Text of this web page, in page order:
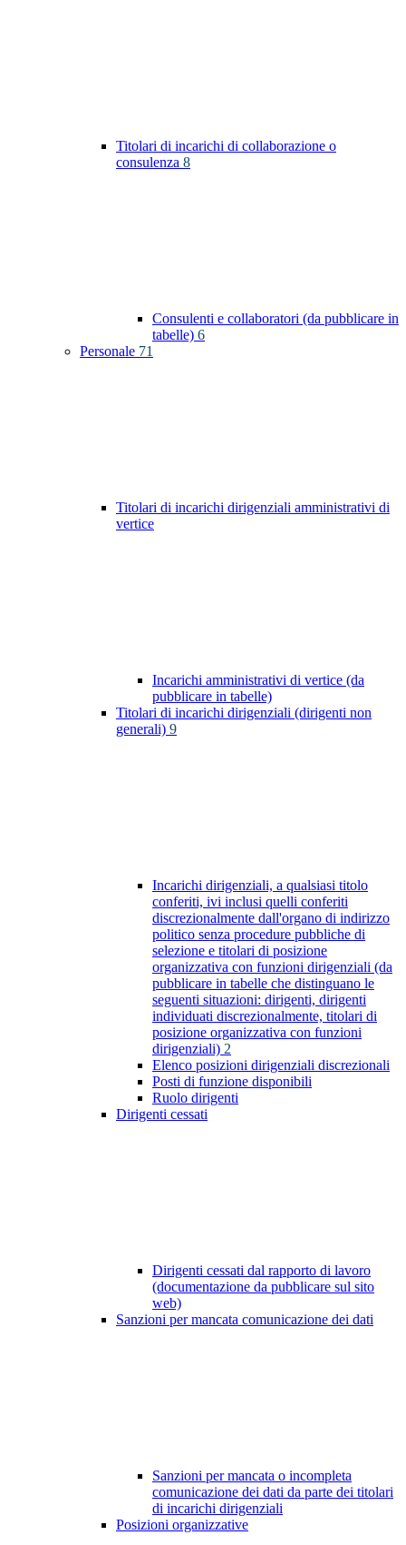
Titolari di incarichi di collaborazione o
consulenza 8
Consulenti e collaboratori (da pubblicare in
tabelle) 6
Personale 71
Titolari di incarichi dirigenziali amministrativi di
vertice
Incarichi amministrativi di vertice (da
pubblicare in tabelle)
Titolari di incarichi dirigenziali (dirigenti non
generali) 9
Incarichi dirigenziali, a qualsiasi titolo
conferiti, ivi inclusi quelli conferiti
discrezionalmente dall'organo di indirizzo
politico senza procedure pubbliche di
selezione e titolari di posizione
organizzativa con funzioni dirigenziali (da
pubblicare in tabelle che distinguano le
seguenti situazioni: dirigenti, dirigenti
individuati discrezionalmente, titolari di
posizione organizzativa con funzioni
dirigenziali) 2
Elenco posizioni dirigenziali discrezionali
Posti di funzione disponibili
Ruolo dirigenti
Dirigenti cessati
Dirigenti cessati dal rapporto di lavoro
(documentazione da pubblicare sul sito
web)
Sanzioni per mancata comunicazione dei dati
Sanzioni per mancata o incompleta
comunicazione dei dati da parte dei titolari
di incarichi dirigenziali
Posizioni organizzative